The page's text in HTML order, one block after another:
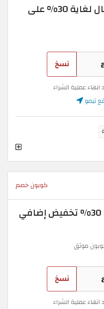
كود خصم تيمو 100% فعال لغاية 30% على
نسخ
عملية الشراء
تيمو
كوبون خصم
كود خصم تيمو ثاني طلب: 30% تخفيض إضافي
موثق
نسخ
عملية الشراء